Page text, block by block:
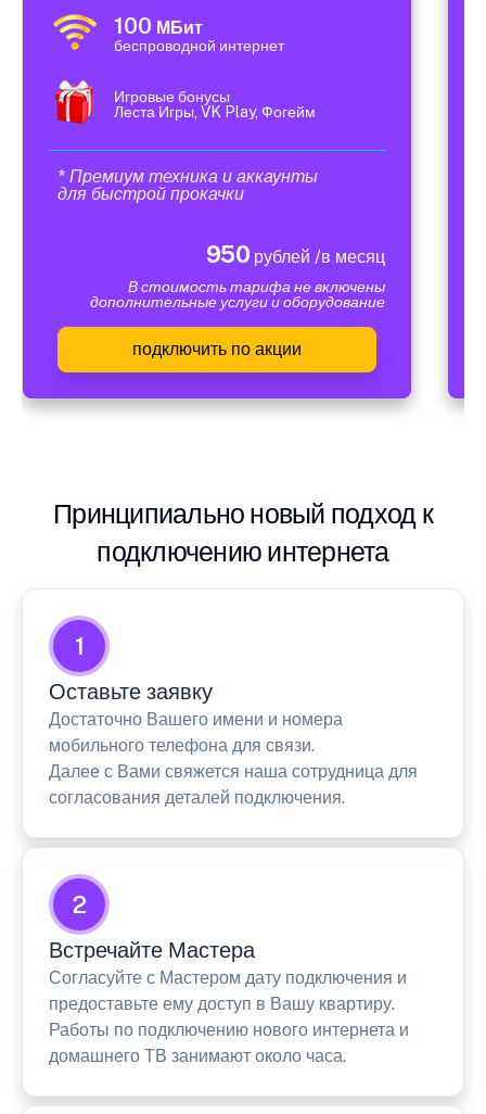
100 МБит
беспроводной интернет
Игровые бонусы
Леста Игры, VK Play, Фогейм
* Премиум техника и аккаунты
для быстрой прокачки
950 рублей /в месяц
В стоимость тарифа не включены
дополнительные услуги и оборудование
подключить по акции
Принципиально новый подход к
подключению интернета
1
Оставьте заявку
Достаточно Вашего имени и номера
мобильного телефона для связи.
Далее с Вами свяжется наша сотрудница для
согласования деталей подключения.
2
Встречайте Мастера
Согласуйте с Мастером дату подключения и
предоставьте ему доступ в Вашу квартиру.
Работы по подключению нового интернета и
домашнего ТВ занимают около часа.